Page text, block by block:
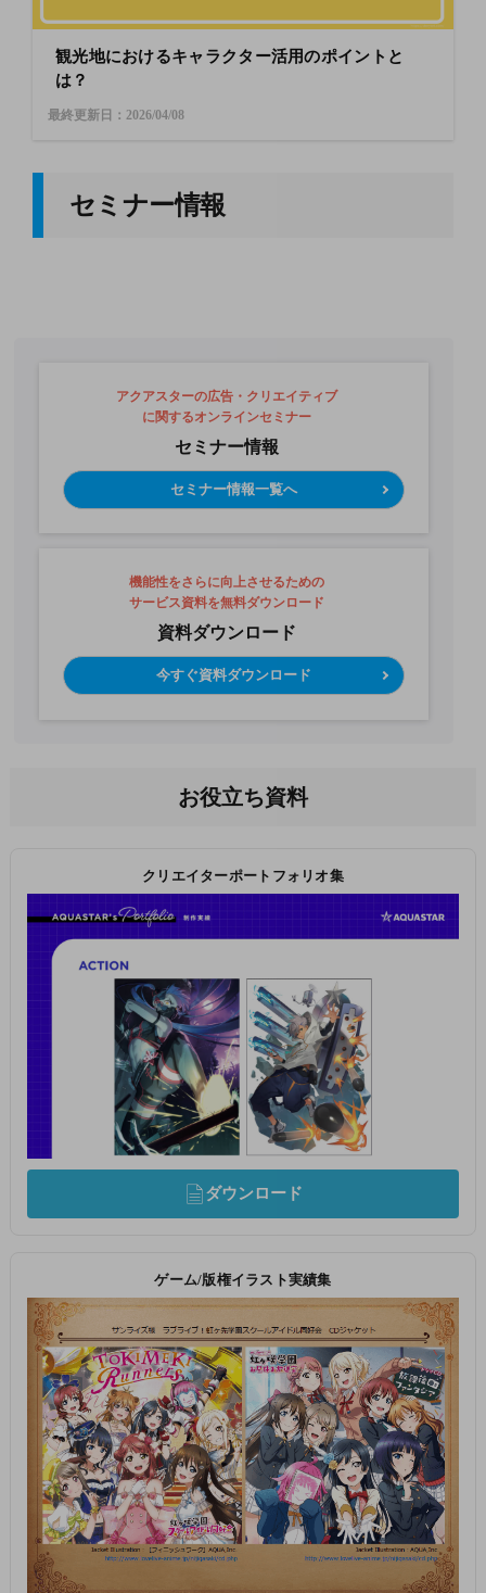
観光地におけるキャラクター活用のポイントと
は？
最終更新日：2026/04/08
セミナー情報
アクアスターの広告・クリエイティブ
に関するオンラインセミナー
セミナー情報
セミナー情報一覧へ
機能性をさらに向上させるための
サービス資料を無料ダウンロード
資料ダウンロード
今すぐ資料ダウンロード
お役立ち資料
クリエイターポートフォリオ集
ダウンロード
ゲーム/版権イラスト実績集